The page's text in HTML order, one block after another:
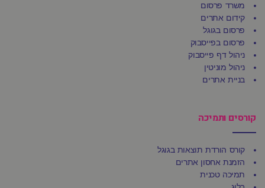
משרד פרסום
קידום אתרים
פרסום בגוגל
פרסום בפייסבוק
ניהול דף פייסבוק
ניהול מוניטין
בניית אתרים
קורסים ותמיכה
קורס הורדת תוצאות בגוגל
הזמנת אחסון אתרים
תמיכה טכנית